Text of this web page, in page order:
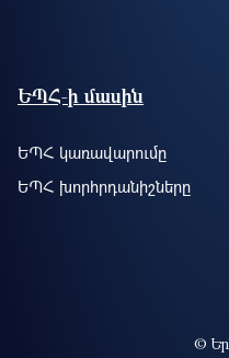
ԵՊՀ-ի մասին
ԵՊՀ կառավարումը
ԵՊՀ խորհրդանիշները
©